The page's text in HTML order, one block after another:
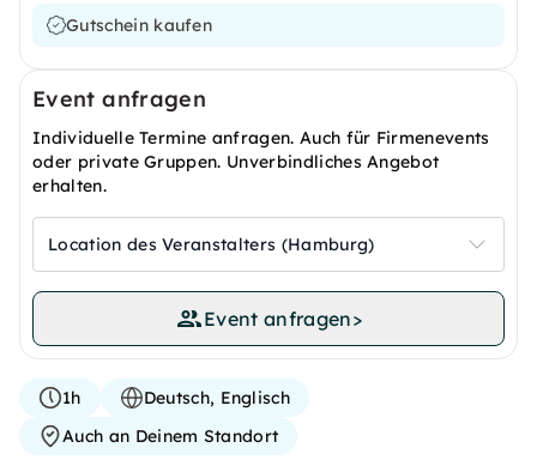
Gutschein kaufen
Event anfragen
Individuelle Termine anfragen. Auch für Firmenevents
oder private Gruppen. Unverbindliches Angebot
erhalten.
Location des Veranstalters (Hamburg)
Event anfragen>
1h
Deutsch, Englisch
Auch an Deinem Standort